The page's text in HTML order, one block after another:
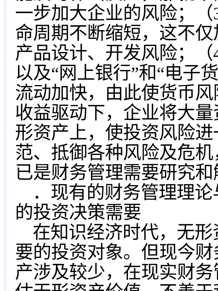
一步加大企业的风险；
命周期不断缩短，这不
产品设计、开发风险；
以及“网上银行”和“电子
流动加快，由此使货币
收益驱动下，企业将大
形资产上，使投资风险
范、抵御各种风险及危
已是财务管理需要研究
．现有的财务管理理论
的投资决策需要
在知识经济时代，无形
要的投资对象。但现今
产涉及较少，在现实财